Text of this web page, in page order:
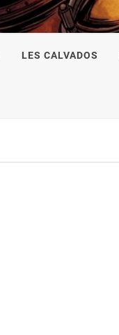
LES CALVADOS